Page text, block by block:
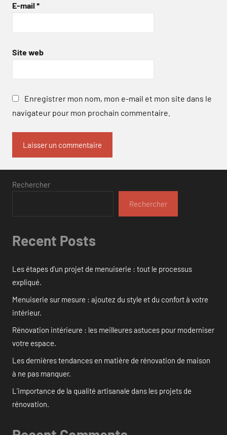
E-mail *
Site web
Enregistrer mon nom, mon e-mail et mon site dans le
navigateur pour mon prochain commentaire.
Rechercher
Rechercher
Recent Posts
Les étapes d’un projet de menuiserie : tout le processus
expliqué.
Menuiserie sur mesure : ajoutez du style et du confort à votre
intérieur.
Rénovation intérieure : les meilleures astuces pour moderniser
votre espace.
Les dernières tendances en matière de rénovation de maison
à ne pas manquer.
L’importance de la qualité artisanale dans les projets de
rénovation.